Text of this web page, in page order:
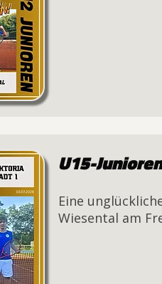
U15-
Eine
Wiesental am